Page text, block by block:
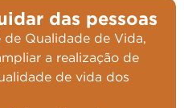
das pessoas
de Qualidade de Vida,
a realização de
de vida dos